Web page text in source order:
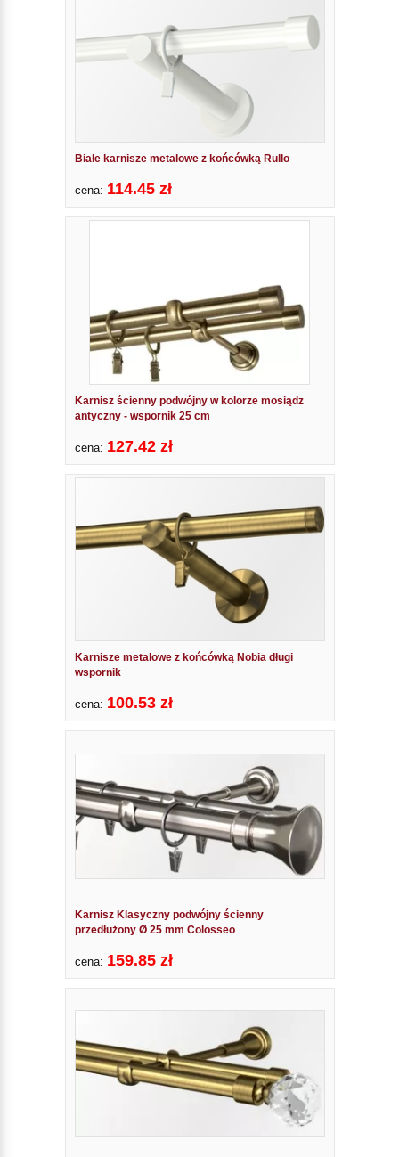
Białe karnisze metalowe z końcówką Rullo
cena: 114.45 zł
Karnisz ścienny podwójny w kolorze mosiądz
antyczny - wspornik 25 cm
cena: 127.42 zł
Karnisze metalowe z końcówką Nobia długi
wspornik
cena: 100.53 zł
Karnisz Klasyczny podwójny ścienny
przedłużony Ø 25 mm Colosseo
cena: 159.85 zł